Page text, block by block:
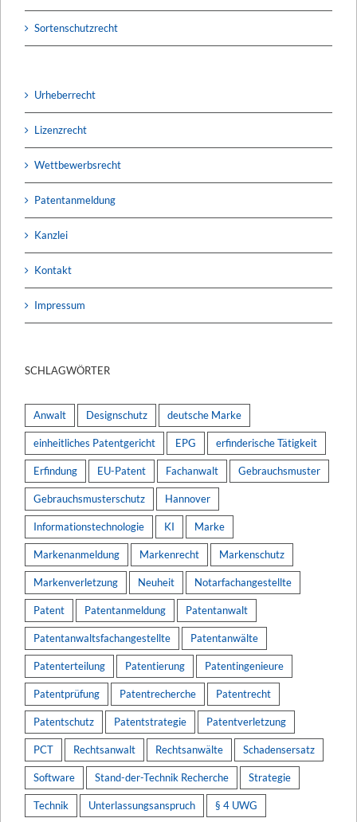
Sortenschutzrecht
Urheberrecht
Lizenzrecht
Wettbewerbsrecht
Patentanmeldung
Kanzlei
Kontakt
Impressum
SCHLAGWÖRTER
Anwalt Designschutz deutsche Marke
einheitliches Patentgericht EPG erfinderische Tätigkeit
Erfindung EU-Patent Fachanwalt Gebrauchsmuster
Gebrauchsmusterschutz Hannover
Informationstechnologie KI Marke
Markenanmeldung Markenrecht Markenschutz
Markenverletzung Neuheit Notarfachangestellte
Patent Patentanmeldung Patentanwalt
Patentanwaltsfachangestellte Patentanwälte
Patenterteilung Patentierung Patentingenieure
Patentprüfung Patentrecherche Patentrecht
Patentschutz Patentstrategie Patentverletzung
PCT Rechtsanwalt Rechtsanwälte Schadensersatz
Software Stand-der-Technik Recherche Strategie
Technik Unterlassungsanspruch § 4 UWG